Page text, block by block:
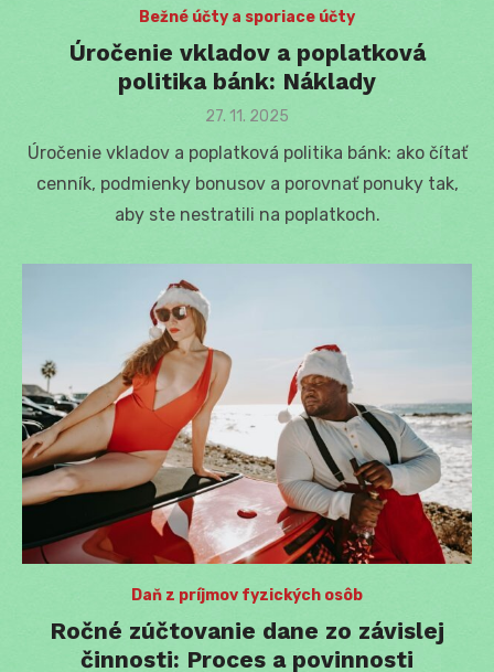
Bežné účty a sporiace účty
Úročenie vkladov a poplatková
politika bánk: Náklady
Posted
27. 11. 2025
Úročenie vkladov a poplatková politika bánk: ako čítať
cenník, podmienky bonusov a porovnať ponuky tak,
aby ste nestratili na poplatkoch.
Daň z príjmov fyzických osôb
Ročné zúčtovanie dane zo závislej
činnosti: Proces a povinnosti